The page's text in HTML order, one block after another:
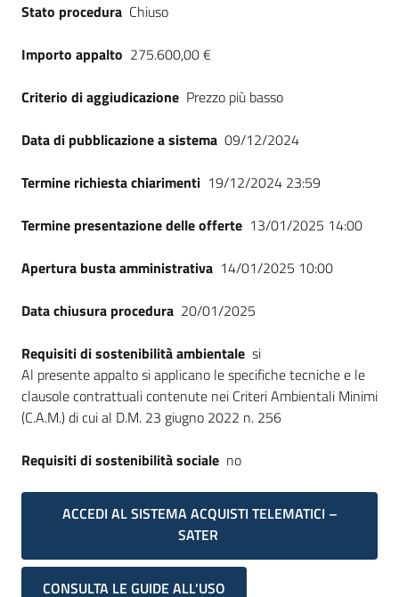
Stato procedura Chiuso
Importo appalto 275.600,00 €
Criterio di aggiudicazione Prezzo più basso
Data di pubblicazione a sistema 09/12/2024
Termine richiesta chiarimenti 19/12/2024 23:59
Termine presentazione delle offerte 13/01/2025 14:00
Apertura busta amministrativa 14/01/2025 10:00
Data chiusura procedura 20/01/2025
Requisiti di sostenibilità ambientale si
Al presente appalto si applicano le specifiche tecniche e le
clausole contrattuali contenute nei Criteri Ambientali Minimi
(C.A.M.) di cui al D.M. 23 giugno 2022 n. 256
Requisiti di sostenibilità sociale no
ACCEDI AL SISTEMA ACQUISTI TELEMATICI –
SATER
CONSULTA LE GUIDE ALL'USO